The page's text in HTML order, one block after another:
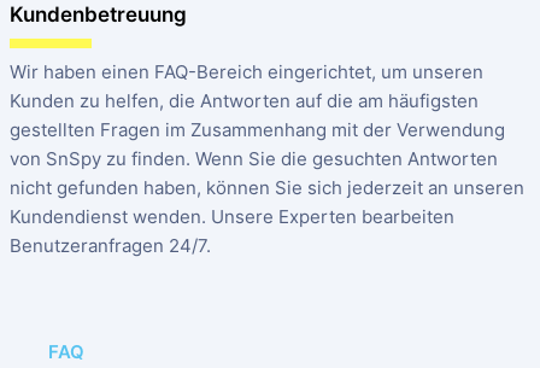
Kundenbetreuung
Wir haben einen FAQ-Bereich eingerichtet, um unseren
Kunden zu helfen, die Antworten auf die am häufigsten
gestellten Fragen im Zusammenhang mit der Verwendung
von SnSpy zu finden. Wenn Sie die gesuchten Antworten
nicht gefunden haben, können Sie sich jederzeit an unseren
Kundendienst wenden. Unsere Experten bearbeiten
Benutzeranfragen 24/7.
FAQ